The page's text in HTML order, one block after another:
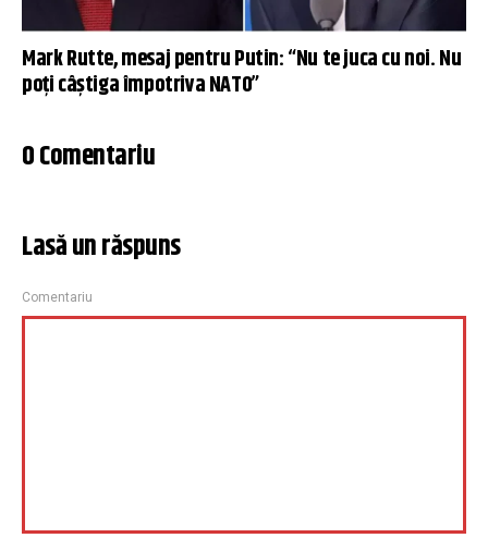
Mark Rutte, mesaj pentru Putin: “Nu te juca cu noi. Nu
poți câștiga împotriva NATO”
0 Comentariu
Lasă un răspuns
Comentariu